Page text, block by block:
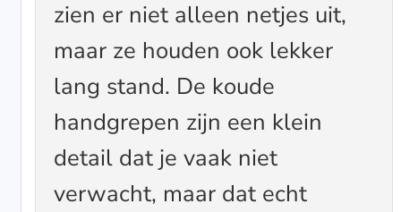
zien er niet alleen netjes uit,
maar ze houden ook lekker
lang stand. De koude
handgrepen zijn een klein
detail dat je vaak niet
verwacht, maar dat echt